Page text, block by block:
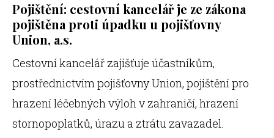
Pojištění: cestovní kancelář je ze zákona
pojištěna proti úpadku u pojišťovny
Union, a.s.
Cestovní kancelář zajišťuje účastníkům,
prostřednictvím pojišťovny Union, pojištění pro
hrazení léčebných výloh v zahraničí, hrazení
stornopoplatků, úrazu a ztrátu zavazadel.